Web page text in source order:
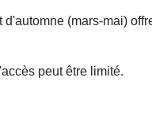
(mars-mai)
peut être limité.